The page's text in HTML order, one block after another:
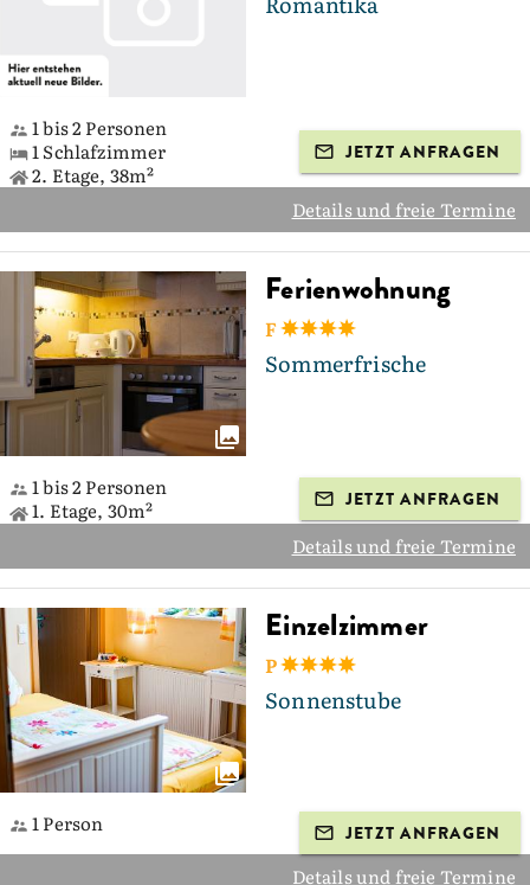
1 bis 2 Personen
1 Schlafzimmer
2. Etage, 38m²
JETZT ANFRAGEN
Details und freie Termine
Ferienwohnung
F
Sommerfrische
1 bis 2 Personen
1. Etage, 30m²
JETZT ANFRAGEN
Details und freie Termine
Einzelzimmer
P
Sonnenstube
1 Person JETZT ANFRAGEN
Details und freie Termine